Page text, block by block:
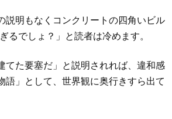
説明もなくコンクリートの四角いビル
でしょ？」と読者は冷めます。
てた要塞だ」と説明されれば、違和感
」として、世界観に奥行きすら出て